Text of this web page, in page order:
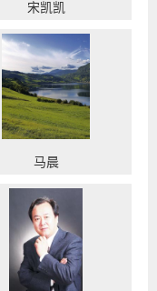
宋凯凯
马晨